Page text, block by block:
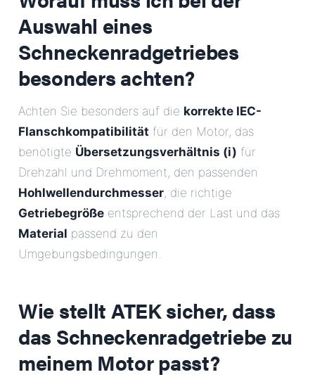
Anschrift
Nachricht
Nachricht senden
Auswahl eines
Schneckenradgetriebes
besonders achten?
Achten Sie besonders auf die korrekte IEC-
Flanschkompatibilität für den Motor, das
benötigte Übersetzungsverhältnis (i) für
Drehzahl und Drehmoment, den passenden
Hohlwellendurchmesser, die richtige
Getriebegröße entsprechend der Last und das
Material passend zu den
Umgebungsbedingungen.
Wie stellt ATEK sicher, dass
das Schneckenradgetriebe zu
meinem Motor passt?